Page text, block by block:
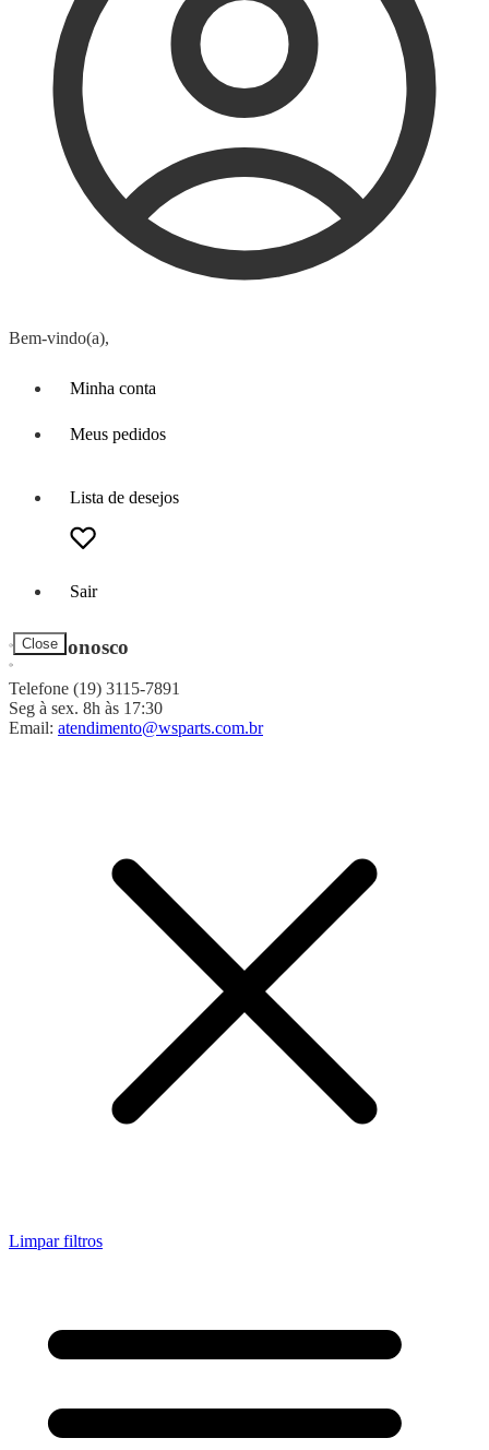
Bem-vindo(a),
Minha conta
Meus pedidos
Lista de desejos
Sair
Close
Fale Conosco
Telefone (19) 3115-7891
Seg à sex. 8h às 17:30
Email: atendimento@wsparts.com.br
Limpar filtros